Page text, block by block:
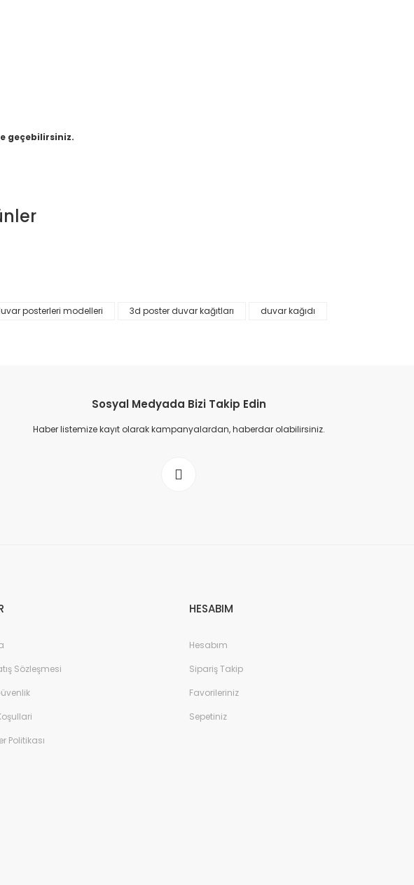
geçebilirsiniz.
tarafımıza iletebilirsiniz.
posterleri modelleri 3d poster duvar kağıtları
duvar kağıdı
Sosyal Medyada Bizi Takip Edin
Haber listemize kayıt olarak kampanyalardan, haberdar olabilirsiniz.
Sözleşmesi
Politikası
HESABIM
Hesabım
Sipariş Takip
Favorileriniz
Sepetiniz